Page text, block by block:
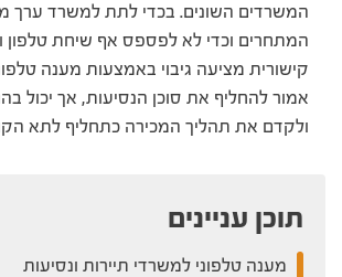
המשרדים השונים. בכדי לתת למשרד ערך
המתחרים וכדי לא לפספס אף שיחת טלפון
קישורית מציעה גיבוי באמצעות מענה
אמור להחליף את סוכן הנסיעות, אך יכול
ולקדם את תהליך המכירה כתחליף לתא
תוכן עניינים
מענה טלפוני למשרדי תיירות ונסיעות